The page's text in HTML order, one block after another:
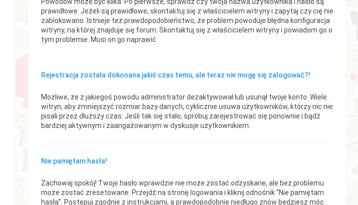
prawidłowe. Jeżeli są prawidłowe, skontaktuj się z właścicielem witryny i zapytaj czy cię nie
zablokowano. Istnieje też prawdopodobieństwo, że problem powoduje błędna konfiguracja
witryny, na której znajduje się forum. Skontaktuj się z właścicielem witryny i powiadom go o
tym problemie. Musi on go naprawić.
Rejestracja została dokonana jakiś czas temu, ale teraz nie mogę się zalogować?!
Możliwe, że z jakiegoś powodu administrator dezaktywował lub usunął twoje konto. Wiele
witryn, aby zmniejszyć rozmiar bazy danych, cyklicznie usuwa użytkowników, którzy nic nie
pisali przez dłuższy czas. Jeśli tak się stało, spróbuj zarejestrować się ponownie i bądź
bardziej aktywnym i zaangażowanym w dyskusje użytkownikiem.
Nie pamiętam hasła!
Zachowaj spokój! Twoje hasło wprawdzie nie może zostać odzyskane, ale bez problemu
może zostać zresetowane. Przejdź na stronę logowania i kliknij odnośnik “Nie pamiętam
hasła”. Postępuj zgodnie z instrukcjami, a prawdopodobnie niedługo znów będziesz móc